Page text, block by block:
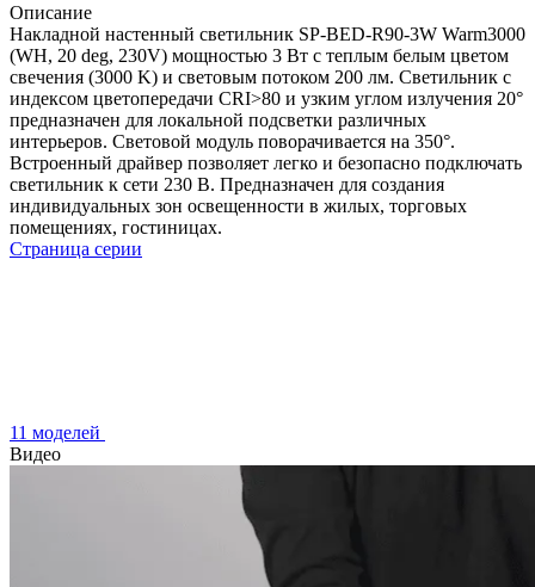
Описание
Накладной настенный светильник SP-BED-R90-3W Warm3000
(WH, 20 deg, 230V) мощностью 3 Вт c теплым белым цветом
свечения (3000 K) и световым потоком 200 лм. Светильник с
индексом цветопередачи CRI>80 и узким углом излучения 20°
предназначен для локальной подсветки различных
интерьеров. Световой модуль поворачивается на 350°.
Встроенный драйвер позволяет легко и безопасно подключать
светильник к сети 230 В. Предназначен для создания
индивидуальных зон освещенности в жилых, торговых
помещениях, гостиницах.
Страница серии
11 моделей
Видео